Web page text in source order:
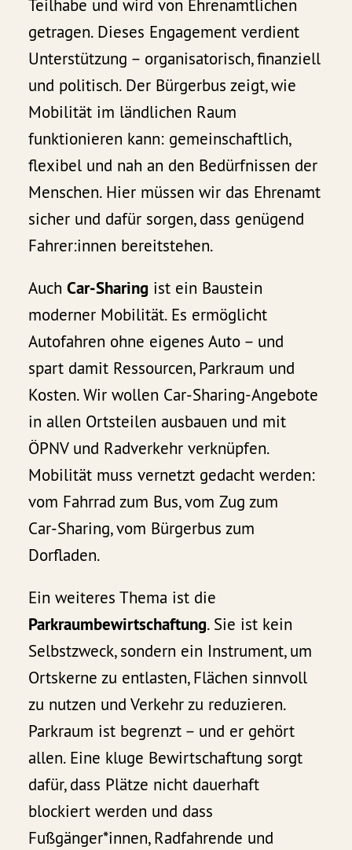
Teilhabe und wird von Ehrenamtlichen
getragen. Dieses Engagement verdient
Unterstützung – organisatorisch, finanziell
und politisch. Der Bürgerbus zeigt, wie
Mobilität im ländlichen Raum
funktionieren kann: gemeinschaftlich,
flexibel und nah an den Bedürfnissen der
Menschen. Hier müssen wir das Ehrenamt
sicher und dafür sorgen, dass genügend
Fahrer:innen bereitstehen.
AuchCar‑Sharing ist ein Baustein
moderner Mobilität. Es ermöglicht
Autofahren ohne eigenes Auto – und
spart damit Ressourcen, Parkraum und
Kosten. Wir wollen Car‑Sharing-Angebote
in allen Ortsteilen ausbauen und mit
ÖPNV und Radverkehr verknüpfen.
Mobilität muss vernetzt gedacht werden:
vom Fahrrad zum Bus, vom Zug zum
Car‑Sharing, vom Bürgerbus zum
Dorfladen.
Ein weiteres Thema ist die
Parkraumbewirtschaftung. Sie ist kein
Selbstzweck, sondern ein Instrument, um
Ortskerne zu entlasten, Flächen sinnvoll
zu nutzen und Verkehr zu reduzieren.
Parkraum ist begrenzt – und er gehört
allen. Eine kluge Bewirtschaftung sorgt
dafür, dass Plätze nicht dauerhaft
blockiert werden und dass
Fußgänger*innen, Radfahrende und